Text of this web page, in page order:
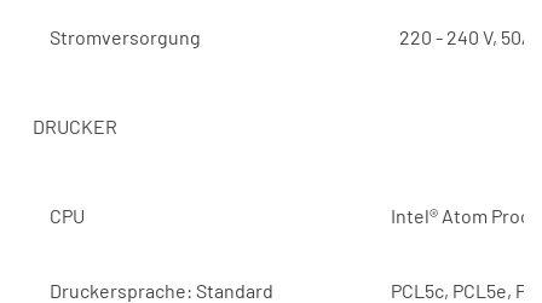
Stromversorgung 220 - 240 V, 50/
DRUCKER
CPU Intel® Atom
Druckersprache: Standard PCL5c, PCL5e,